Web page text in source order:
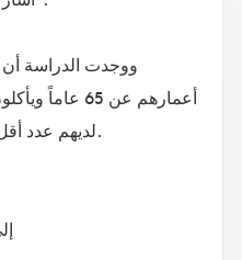
ووجدت الدراسة أن
أعمارهم عن 65
لديهم عدد أقل من بروتينات تاو في أدمغتهم.